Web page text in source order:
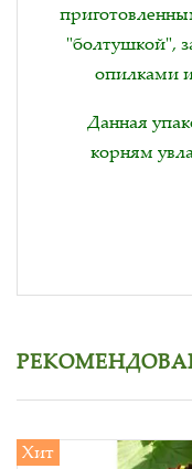
"болтушкой",
опилками
Данная
корням
Хит